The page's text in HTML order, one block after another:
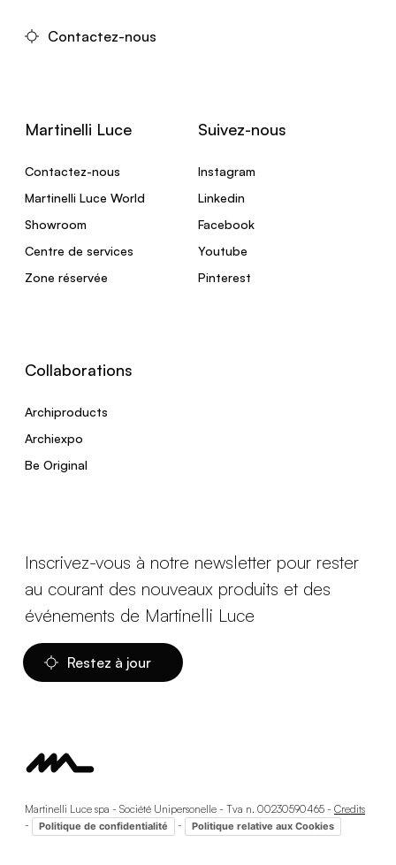
Contactez-nous
Martinelli Luce
Contactez-nous
Martinelli Luce World
Showroom
Centre de services
Zone réservée
Suivez-nous
Instagram
Linkedin
Facebook
Youtube
Pinterest
Collaborations
Archiproducts
Archiexpo
Be Original
Inscrivez-vous à notre newsletter pour rester
au courant des nouveaux produits et des
événements de Martinelli Luce
Restez à jour
Martinelli Luce spa - Société Unipersonelle - Tva n. 00230590465 - Credits
-
Politique de confidentialité - Politique relative aux Cookies